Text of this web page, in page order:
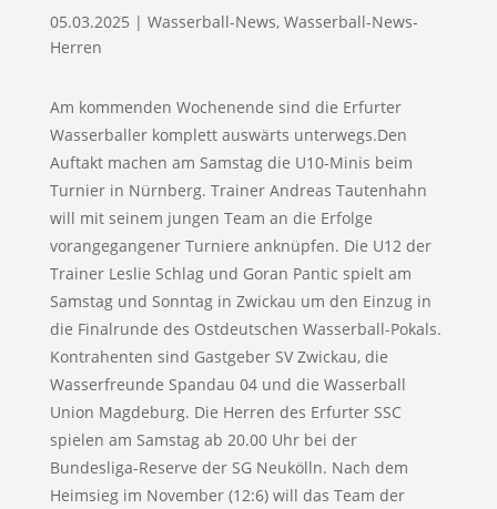
05.03.2025 | Wasserball-News, Wasserball-News-
Herren
Am kommenden Wochenende sind die Erfurter
Wasserballer komplett auswärts unterwegs.Den
Auftakt machen am Samstag die U10-Minis beim
Turnier in Nürnberg. Trainer Andreas Tautenhahn
will mit seinem jungen Team an die Erfolge
vorangegangener Turniere anknüpfen. Die U12 der
Trainer Leslie Schlag und Goran Pantic spielt am
Samstag und Sonntag in Zwickau um den Einzug in
die Finalrunde des Ostdeutschen Wasserball-Pokals.
Kontrahenten sind Gastgeber SV Zwickau, die
Wasserfreunde Spandau 04 und die Wasserball
Union Magdeburg. Die Herren des Erfurter SSC
spielen am Samstag ab 20.00 Uhr bei der
Bundesliga-Reserve der SG Neukölln. Nach dem
Heimsieg im November (12:6) will das Team der